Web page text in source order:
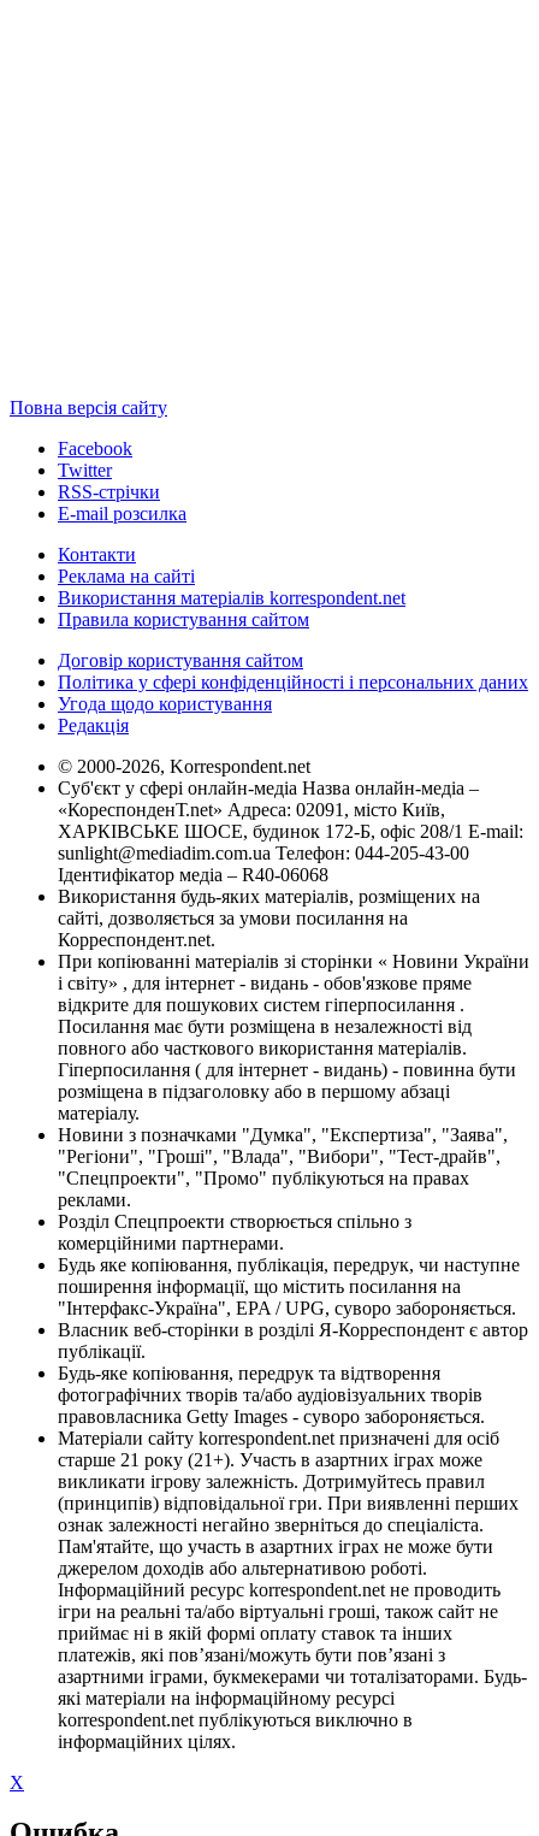
Повна версія сайту
Facebook
Twitter
RSS-стрічки
E-mail розсилка
Контакти
Реклама на сайті
Використання матеріалів korrespondent.net
Правила користування сайтом
Договір користування сайтом
Політика у сфері конфіденційності і персональних даних
Угода щодо користування
Редакція
© 2000-2026, Korrespondent.net
Суб'єкт у сфері онлайн-медіа Назва онлайн-медіа –
«КореспонденТ.net» Адреса: 02091, місто Київ,
ХАРКІВСЬКЕ ШОСЕ, будинок 172-Б, офіс 208/1 E-mail:
sunlight@mediadim.com.ua Телефон: 044-205-43-00
Ідентифікатор медіа – R40-06068
Використання будь-яких матеріалів, розміщених на
сайті, дозволяється за умови посилання на
Корреспондент.net.
При копіюванні матеріалів зі сторінки « Новини України
і світу» , для інтернет - видань - обов'язкове пряме
відкрите для пошукових систем гіперпосилання .
Посилання має бути розміщена в незалежності від
повного або часткового використання матеріалів.
Гіперпосилання ( для інтернет - видань) - повинна бути
розміщена в підзаголовку або в першому абзаці
матеріалу.
Новини з позначками "Думка", "Експертиза", "Заява",
"Регіони", "Гроші", "Влада", "Вибори", "Тест-драйв",
"Спецпроекти", "Промо" публікуються на правах
реклами.
Розділ Спецпроекти створюється спільно з
комерційними партнерами.
Будь яке копіювання, публікація, передрук, чи наступне
поширення інформації, що містить посилання на
"Інтерфакс-Україна", EPA / UPG, суворо забороняється.
Власник веб-сторінки в розділі Я-Корреспондент є автор
публікації.
Будь-яке копіювання, передрук та відтворення
фотографічних творів та/або аудіовізуальних творів
правовласника Getty Images - суворо забороняється.
Матеріали сайту korrespondent.net призначені для осіб
старше 21 року (21+). Участь в азартних іграх може
викликати ігрову залежність. Дотримуйтесь правил
(принципів) відповідальної гри. При виявленні перших
ознак залежності негайно зверніться до спеціаліста.
Пам'ятайте, що участь в азартних іграх не може бути
джерелом доходів або альтернативою роботі.
Інформаційний ресурс korrespondent.net не проводить
ігри на реальні та/або віртуальні гроші, також сайт не
приймає ні в якій формі оплату ставок та інших
платежів, які пов’язані/можуть бути пов’язані з
азартними іграми, букмекерами чи тоталізаторами. Будь-
які матеріали на інформаційному ресурсі
korrespondent.net публікуються виключно в
інформаційних цілях.
X